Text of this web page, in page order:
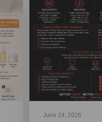
June 24, 2026